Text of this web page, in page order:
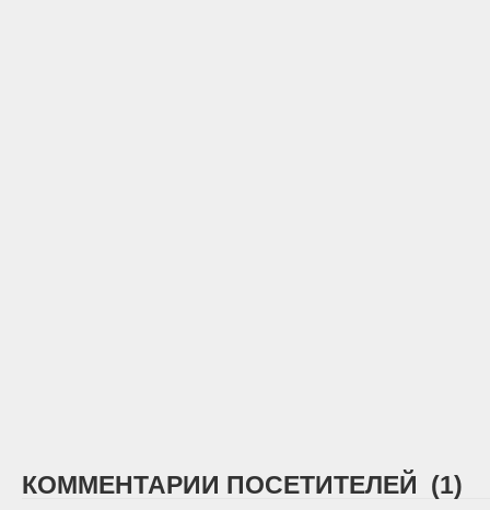
КОММЕНТАРИИ ПОСЕТИТЕЛЕЙ (1)